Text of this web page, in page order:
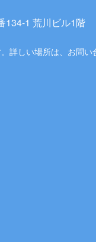
134-1 荒川ビル1階
詳しい場所は、お問い